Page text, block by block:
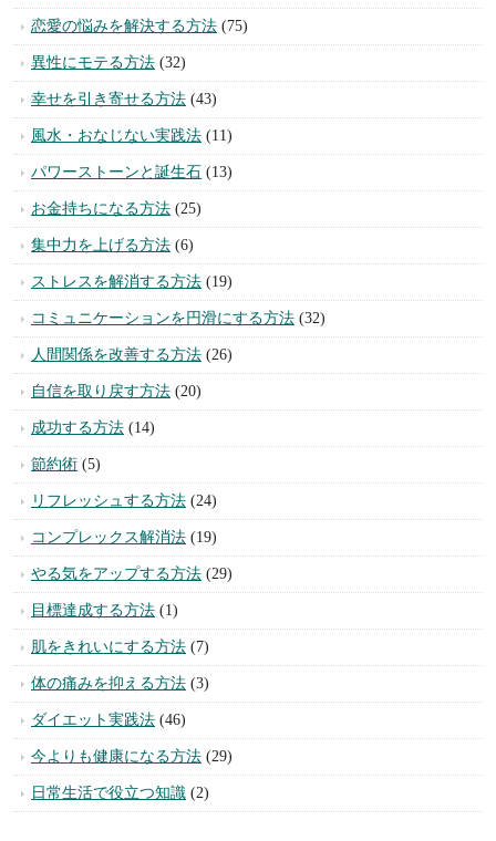
恋愛の悩みを解決する方法 (75)
異性にモテる方法 (32)
幸せを引き寄せる方法 (43)
風水・おなじない実践法 (11)
パワーストーンと誕生石 (13)
お金持ちになる方法 (25)
集中力を上げる方法 (6)
ストレスを解消する方法 (19)
コミュニケーションを円滑にする方法 (32)
人間関係を改善する方法 (26)
自信を取り戻す方法 (20)
成功する方法 (14)
節約術 (5)
リフレッシュする方法 (24)
コンプレックス解消法 (19)
やる気をアップする方法 (29)
目標達成する方法 (1)
肌をきれいにする方法 (7)
体の痛みを抑える方法 (3)
ダイエット実践法 (46)
今よりも健康になる方法 (29)
日常生活で役立つ知識 (2)